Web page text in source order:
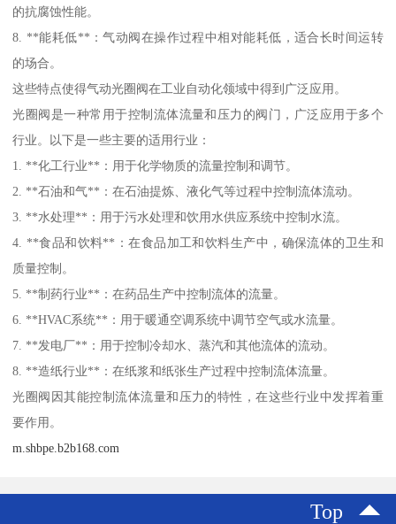
的抗腐蚀性能。
8. **能耗低**：气动阀在操作过程中相对能耗低，适合长时间运转
的场合。
这些特点使得气动光圈阀在工业自动化领域中得到广泛应用。
光圈阀是一种常用于控制流体流量和压力的阀门，广泛应用于多个
行业。以下是一些主要的适用行业：
1. **化工行业**：用于化学物质的流量控制和调节。
2. **石油和气**：在石油提炼、液化气等过程中控制流体流动。
3. **水处理**：用于污水处理和饮用水供应系统中控制水流。
4. **食品和饮料**：在食品加工和饮料生产中，确保流体的卫生和
质量控制。
5. **制药行业**：在药品生产中控制流体的流量。
6. **HVAC系统**：用于暖通空调系统中调节空气或水流量。
7. **发电厂**：用于控制冷却水、蒸汽和其他流体的流动。
8. **造纸行业**：在纸浆和纸张生产过程中控制流体流量。
光圈阀因其能控制流体流量和压力的特性，在这些行业中发挥着重
要作用。
m.shbpe.b2b168.com
Top